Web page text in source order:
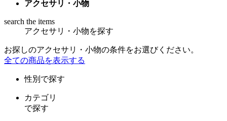
アクセサリ・小物
search the items
アクセサリ・小物を探す
お探しのアクセサリ・小物の条件をお選びください。
全ての商品を表示する
性別で探す
カテゴリ
で探す